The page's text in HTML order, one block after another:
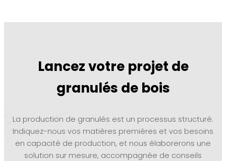
Lancez votre projet de
granulés de bois
La production de granulés est un processus structuré.
Indiquez-nous vos matières premières et vos besoins
en capacité de production, et nous élaborerons une
solution sur mesure, accompagnée de conseils